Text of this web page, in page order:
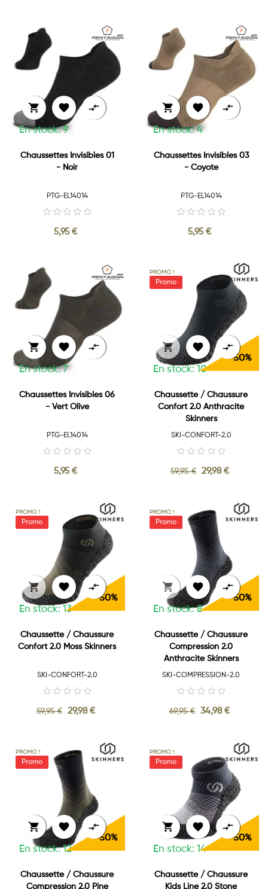
En stock: 9
  
Chaussettes Invisibles 01
- Noir
PTG-EL14014
5,95 €
En stock: 4
  
Chaussettes Invisibles 03
- Coyote
PTG-EL14014
5,95 €
En stock: 7
  
Chaussettes Invisibles 06
- Vert Olive
PTG-EL14014
5,95 €
En stock: 10
PROMO !
  
-50%
Chaussette / Chaussure
Confort 2.0 Anthracite
Skinners
SKI-CONFORT-2.0
59,95 € 29,98 €
En stock: 13
PROMO !
  
-50%
Chaussette / Chaussure
Confort 2.0 Moss Skinners
SKI-CONFORT-2.0
59,95 € 29,98 €
En stock: 8
PROMO !
  
-50%
Chaussette / Chaussure
Compression 2.0
Anthracite Skinners
SKI-COMPRESSION-2.0
69,95 € 34,98 €
En stock: 12
PROMO !
  
-50%
Chaussette / Chaussure
Compression 2.0 Pine
En stock: 14
PROMO !
  
-50%
Chaussette / Chaussure
Kids Line 2.0 Stone